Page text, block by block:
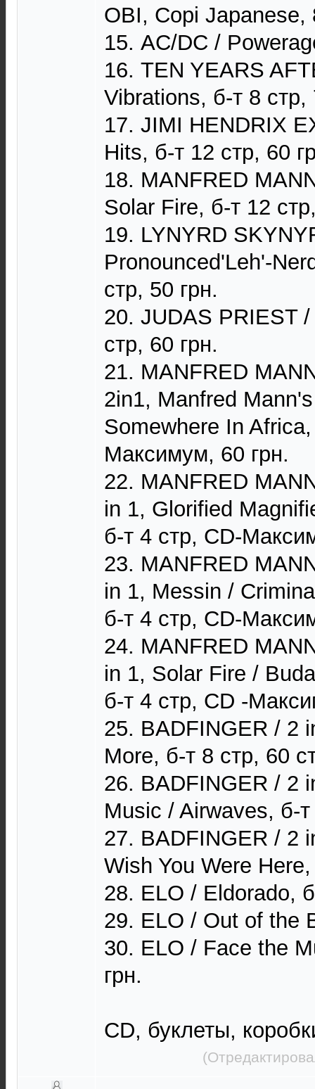
OBI, Copi Japanese,
15. AC/DC /
16. TEN YEARS
Vibrations, б-т 8 стр,
17. JIMI HENDRIX
Hits, б-т 12 стр, 60
18. MANFRED
Solar Fire, б-т 12
19. LYNYRD
Pronounced'Leh'-
стр, 50 грн.
20. JUDAS PRIEST
стр, 60 грн.
21. MANFRED
2in1, Manfred
Somewhere In
Максимум, 60 грн.
22. MANFRED
in 1, Glorified
б-т 4 стр, CD-
23. MANFRED
in 1, Messin /
б-т 4 стр, CD-
24. MANFRED
in 1, Solar Fire /
б-т 4 стр, CD -
25. BADFINGER / 2
More, б-т 8 стр, 60
26. BADFINGER / 2
Music / Airwaves, б-т
27. BADFINGER / 2
Wish You Were
28. ELO / Eldorado,
29. ELO / Out of the
30. ELO / Face the
грн.
CD, буклеты,